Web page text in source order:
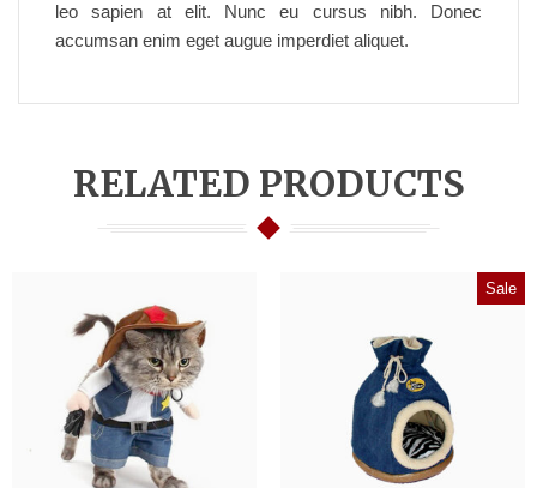
leo sapien at elit. Nunc eu cursus nibh. Donec
accumsan enim eget augue imperdiet aliquet.
RELATED PRODUCTS
Sale